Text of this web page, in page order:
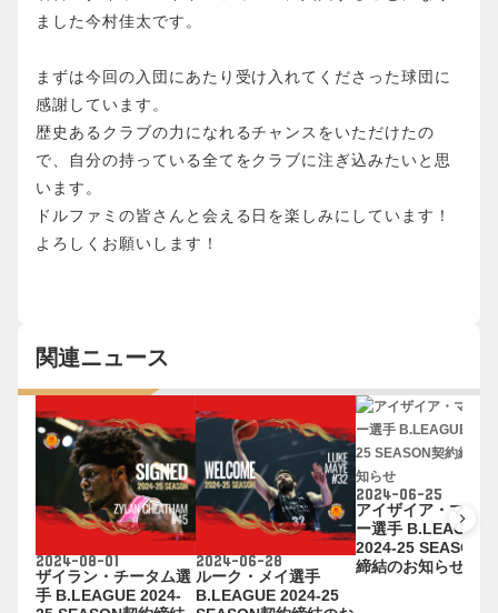
ました今村佳太です。
まずは今回の入団にあたり受け入れてくださった球団に
感謝しています。
歴史あるクラブの力になれるチャンスをいただけたの
で、自分の持っている全てをクラブに注ぎ込みたいと思
います。
ドルファミの皆さんと会える日を楽しみにしています！
よろしくお願いします！
関連ニュース
2024-08-01
ザイラン・チータム選
手 B.LEAGUE 2024-
2024-06-28
ルーク・メイ選手
B.LEAGUE 2024-25
2024-06-25
アイザイア・マー
ー選手 B.LEAGUE
2024-25 SEASON
締結のお知らせ
keyboard_arrow_right